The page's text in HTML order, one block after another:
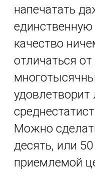
напечатать
единственную
качество
отличаться
удовлетворит
Можно
десять, или
приемлемой